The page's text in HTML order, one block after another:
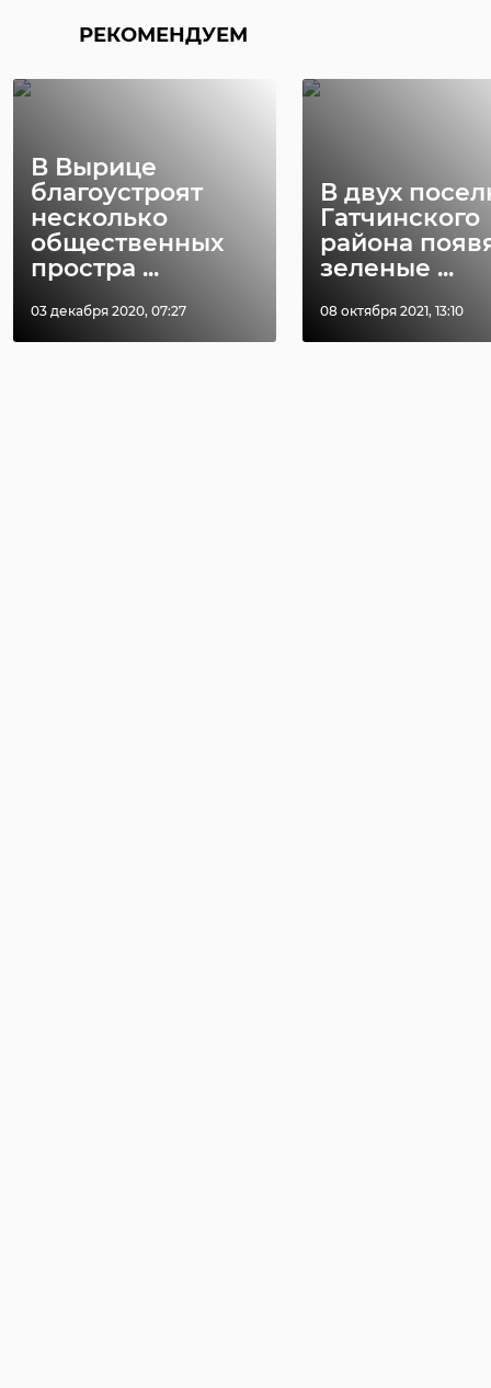
РЕКОМЕНДУЕМ
В Вырице
благоустроят
несколько
общественных
простра ...
03 декабря 2020, 07:27
В двух
Гатчинского
района
зеленые ...
08 октября 2021, 13:10